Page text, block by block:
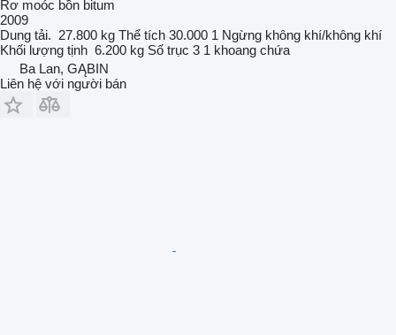
Rơ moóc bồn bitum
2009
Dung tải. 27.800 kg Thể tích 30.000 1 Ngừng không khí/không khí
Khối lượng tịnh 6.200 kg Số trục 3 1 khoang chứa
Ba Lan, GĄBIN
Liên hệ với người bán